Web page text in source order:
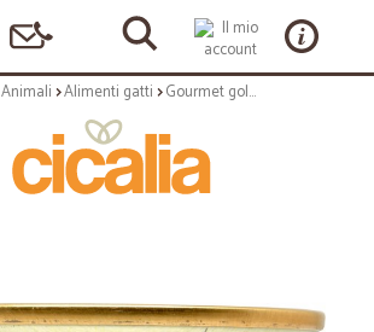
Animali Alimenti gatti Gourmet gold delizie salsa salmone gr.85